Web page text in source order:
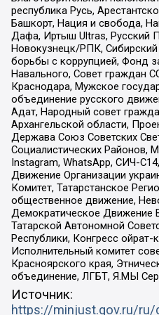
республика Русь,
Башкорт, Нация и свобода,
Дафа, Иртыш Ultras, Русский
Новокузнецк/РПК,
борьбы с коррупцией, Фонд
Навального, Совет граждан
Краснодара, Мужское
объединение русского
Адат, Народный совет
Архангельской области,
Держава Союз Советских
Социалистических Районов,
Instagram, WhatsApp, СИЧ-
Движение Организации
Комитет, Татарстанское
общественное движение,
Демократическое Движение
Татарской Автономной
Республики, Конгресс
Исполнительный комитет
Красноярского края,
объединение, ЛГБТ, Я.МЫ
Источник:
https://minjust.gov.ru/